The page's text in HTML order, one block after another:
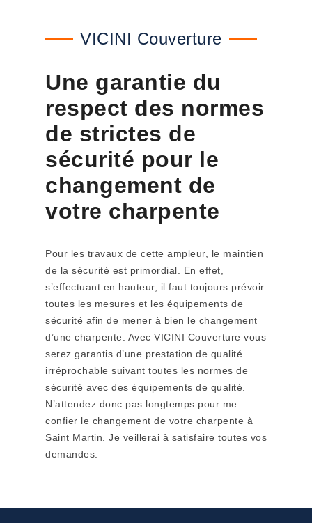
VICINI Couverture
Une garantie du
respect des normes
de strictes de
sécurité pour le
changement de
votre charpente
Pour les travaux de cette ampleur, le maintien
de la sécurité est primordial. En effet,
s’effectuant en hauteur, il faut toujours prévoir
toutes les mesures et les équipements de
sécurité afin de mener à bien le changement
d’une charpente. Avec VICINI Couverture vous
serez garantis d’une prestation de qualité
irréprochable suivant toutes les normes de
sécurité avec des équipements de qualité.
N’attendez donc pas longtemps pour me
confier le changement de votre charpente à
Saint Martin. Je veillerai à satisfaire toutes vos
demandes.